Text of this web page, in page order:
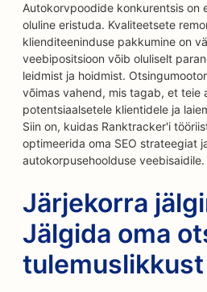
Autokorvpoodide konkurentsis on
oluline eristuda. Kvaliteetsete
klienditeeninduse pakkumine on
veebipositsioon võib oluliselt
leidmist ja hoidmist.
võimas vahend, mis tagab, et teie
potentsiaalsetele klientidele ja
Siin on, kuidas Ranktracker'i
optimeerida oma SEO strateegiat
autokorpusehoolduse veebisaidile.
Järjekorra
Jälgida oma
tulemuslikkust